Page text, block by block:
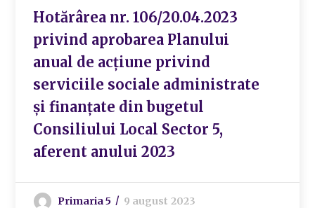
Hotărârea nr. 106/20.04.2023
privind aprobarea Planului
anual de acțiune privind
serviciile sociale administrate
și finanțate din bugetul
Consiliului Local Sector 5,
aferent anului 2023
Primaria 5 9 august 2023